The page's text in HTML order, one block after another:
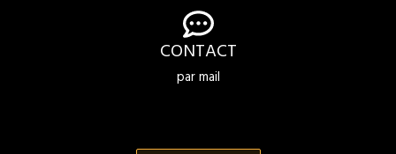
CONTACT
par mail